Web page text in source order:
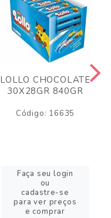
LOLLO CHOCOLATE
30X28GR 840GR
Código: 16635
Faça seu login
ou
cadastre-se
para ver preços
e comprar